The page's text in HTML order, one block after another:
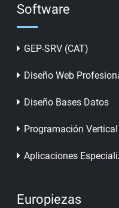
Software
GEP-SRV (CAT)
Diseño Web
Diseño Bases Datos
Programación Vertical
Aplicaciones
Europiezas